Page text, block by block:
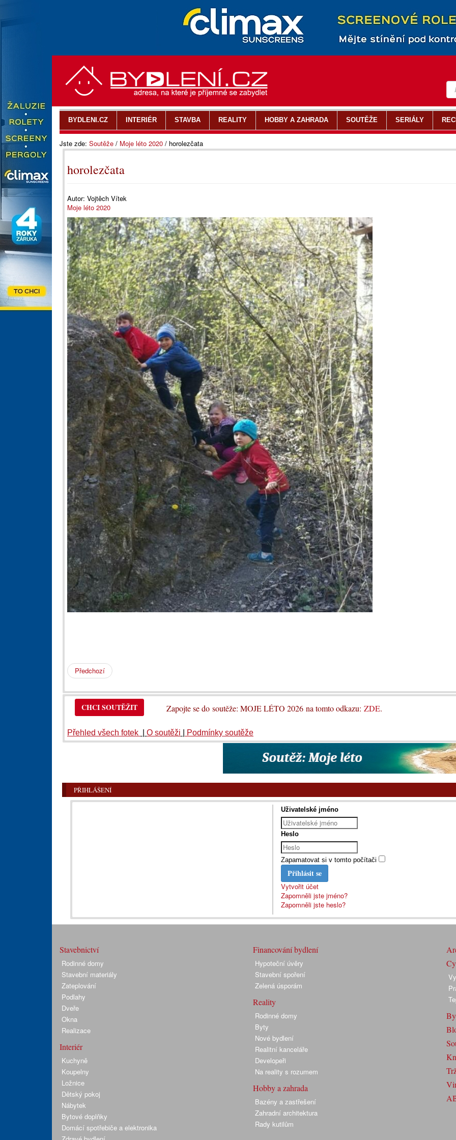
Jste zde: Soutěže / Moje léto 2020 / horolezčata
horolezčata
Autor: Vojtěch Vítek
Moje léto 2020
Předchozí
CHCI SOUTĚŽIT Zapojte se do soutěže: MOJE LÉTO 2026 na tomto odkazu: ZDE.
Přehled všech fotek O soutěži Podmínky soutěže
PŘIHLÁŠENÍ
Uživatelské jméno
Heslo
Zapamatovat si v tomto počítači
Přihlásit se
Vytvořit účet
Zapomněli jste jméno?
Zapomněli jste heslo?
BYDLENI.CZ INTERIÉR STAVBA REALITY HOBBY A ZAHRADA SOUTĚŽE SERIÁLY
Stavebnictví
Rodinné domy
Stavební materiály
Zateplování
Podlahy
Dveře
Okna
Realizace
Interiér
Kuchyně
Koupelny
Ložnice
Dětský pokoj
Nábytek
Bytové doplňky
Domácí spotřebiče a elektronika
Financování bydlení
Hypoteční úvěry
Stavební spoření
Zelená úsporám
Reality
Rodinné domy
Byty
Nové bydlení
Realitní kanceláře
Developeři
Na reality s rozumem
Hobby a zahrada
Bazény a zastřešení
Zahradní architektura
Rady kutilům